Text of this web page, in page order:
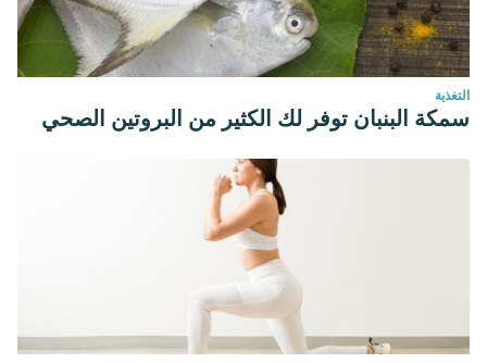
التغذية
سمكة البنبان توفر لك الكثير من البروتين الصحي